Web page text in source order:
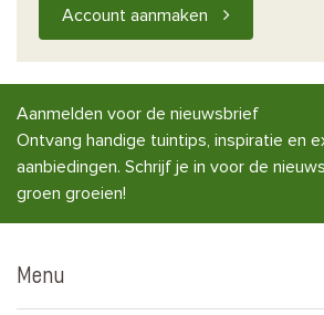
Account aanmaken
Aanmelden voor de nieuwsbrief
Ontvang handige tuintips, inspiratie en
aanbiedingen. Schrijf je in voor de
groen groeien!
Menu